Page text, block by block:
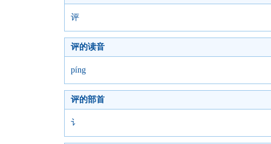
评
评的读音
píng
评的部首
讠